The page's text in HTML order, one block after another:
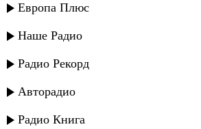
Европа Плюс
Наше Радио
Радио Рекорд
Авторадио
Радио Книга
Жасмин - Холодно (Remix)
Жасмин - Самый любимый
Ринат Каримов - Больше не